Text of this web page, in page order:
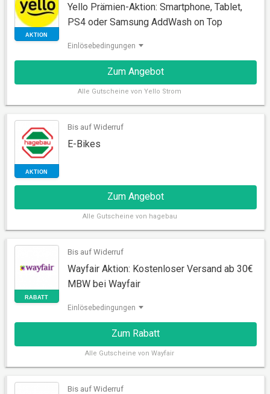
SALE
AKTION
Yello Prämien-Aktion: Smartphone, Tablet,
PS4 oder Samsung AddWash on Top
Einlösebedingungen
Zum Angebot
Alle Gutscheine von Yello Strom
AKTION
Bis auf Widerruf
E-Bikes
Zum Angebot
Alle Gutscheine von hagebau
Bis auf Widerruf
Wayfair Aktion: Kostenloser Versand ab 30€
MBW bei Wayfair
Einlösebedingungen
Zum Rabatt
Alle Gutscheine von Wayfair
Bis auf Widerruf